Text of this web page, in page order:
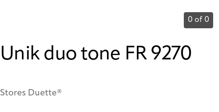
0 of 0
Unik duo tone FR 9270
Stores Duette®